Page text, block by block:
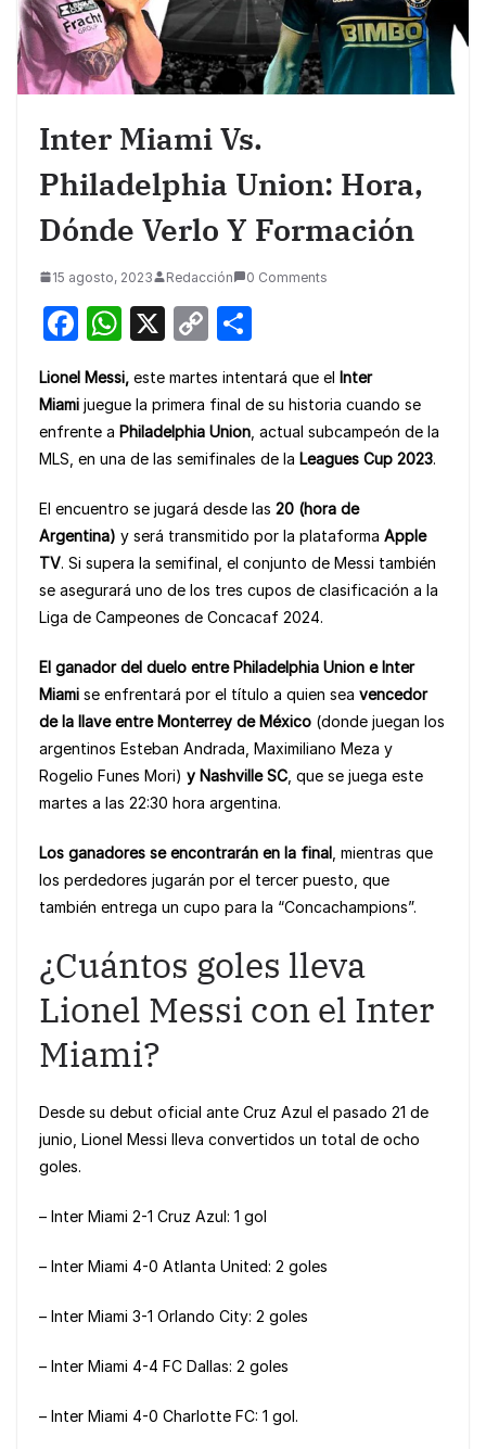
Inter Miami Vs.
Philadelphia Union: Hora,
Dónde Verlo Y Formación
15 agosto, 2023 Redacción 0 Comments
F
c
e
b
o
o
k
W
at
s
A
p
p
X
C
p
y
Li
n
k
ar
e
Lionel Messi, este martes intentará que el Inter
Miami juegue la primera final de su historia cuando se
enfrente a Philadelphia Union , actual subcampeón de la
MLS, en una de las semifinales de la Leagues Cup 2023.
El encuentro se jugará desde las 20 (hora de
Argentina) y será transmitido por la plataforma Apple
TV. Si supera la semifinal, el conjunto de Messi también
se asegurará uno de los tres cupos de clasificación a la
Liga de Campeones de Concacaf 2024.
El ganador del duelo entre Philadelphia Union e Inter
Miami se enfrentará por el título a quien sea vencedor
de la llave entre Monterrey de México (donde juegan los
argentinos Esteban Andrada, Maximiliano Meza y
Rogelio Funes Mori) y Nashville SC , que se juega este
martes a las 22:30 hora argentina.
Los ganadores se encontrarán en la final , mientras que
los perdedores jugarán por el tercer puesto, que
también entrega un cupo para la “Concachampions”.
¿Cuántos goles lleva
Lionel Messi con el Inter
Miami?
Desde su debut oficial ante Cruz Azul el pasado 21 de
junio, Lionel Messi lleva convertidos un total de ocho
goles.
– Inter Miami 2-1 Cruz Azul: 1 gol
– Inter Miami 4-0 Atlanta United: 2 goles
– Inter Miami 3-1 Orlando City: 2 goles
– Inter Miami 4-4 FC Dallas: 2 goles
– Inter Miami 4-0 Charlotte FC: 1 gol.